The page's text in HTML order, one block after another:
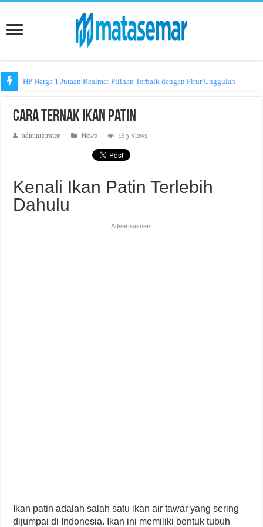
HP Harga 1 Jutaan Realme: Pilihan Terbaik dengan Fitur Unggulan
Cara Ternak Ikan Patin
administrator News 169 Views
Kenali Ikan Patin Terlebih
Dahulu
Advertisement
Ikan patin adalah salah satu ikan air tawar yang sering
dijumpai di Indonesia. Ikan ini memiliki bentuk tubuh